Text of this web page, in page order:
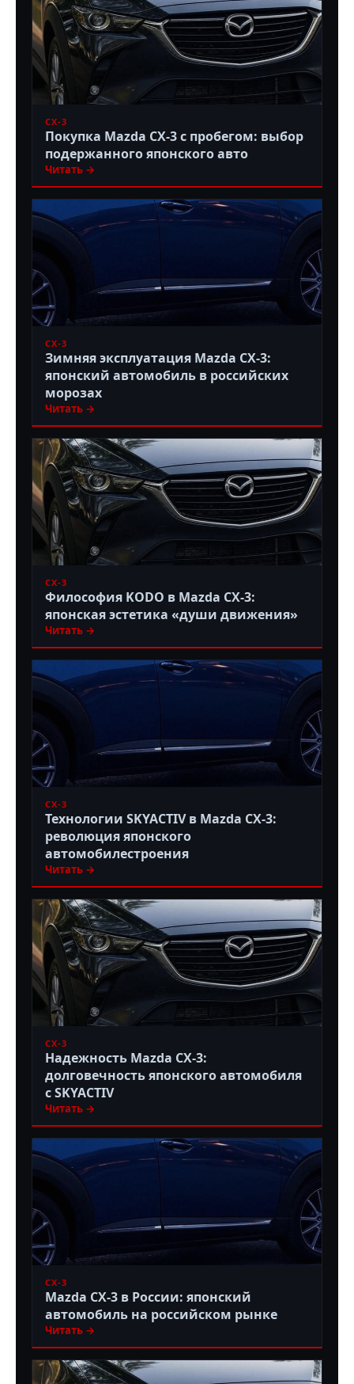
CX-3
Покупка Mazda CX-3 с пробегом: выбор
подержанного японского авто
Читать →
CX-3
Зимняя эксплуатация Mazda CX-3:
японский автомобиль в российских
морозах
Читать →
CX-3
Философия KODO в Mazda CX-3:
японская эстетика «души движения»
Читать →
CX-3
Технологии SKYACTIV в Mazda CX-3:
революция японского
автомобилестроения
Читать →
CX-3
Надежность Mazda CX-3:
долговечность японского автомобиля
с SKYACTIV
Читать →
CX-3
Mazda CX-3 в России: японский
автомобиль на российском рынке
Читать →